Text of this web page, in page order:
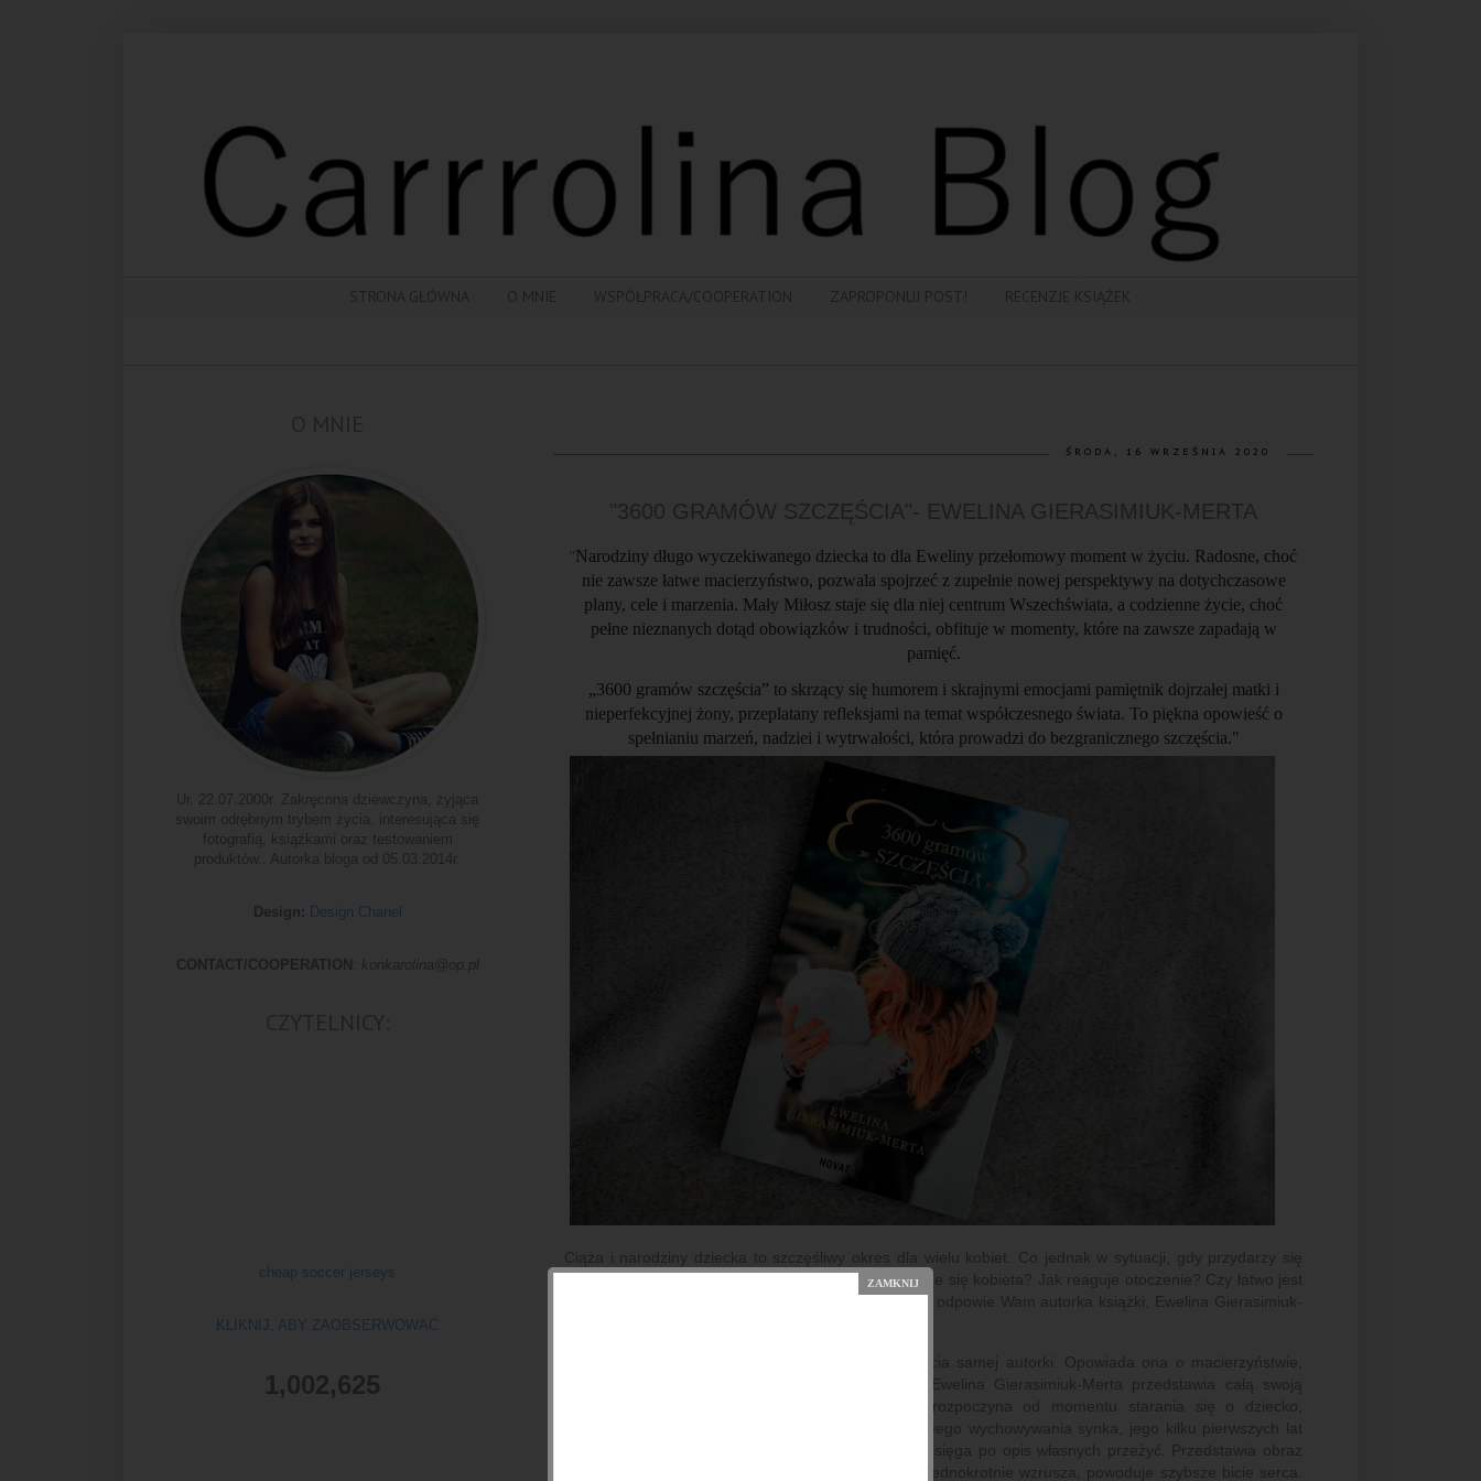
STRONA GŁÓWNA O MNIE WSPÓŁPRACA/COOPERATION ZAPROPONUJ POST! RECENZJE KSIĄŻEK
ŚRODA, 16 WRZEŚNIA 2020
"3600 GRAMÓW SZCZĘŚCIA"- EWELINA GIERASIMIUK-MERTA
Narodziny długo wyczekiwanego dziecka to dla Eweliny przełomowy moment w życiu. Radosne, choć
nie zawsze łatwe macierzyństwo, pozwala spojrzeć z zupełnie nowej perspektywy na dotychczasowe
plany, cele i marzenia. Mały Miłosz staje się dla niej centrum Wszechświata, a codzienne życie, choć
pełne nieznanych dotąd obowiązków i trudności, obfituje w momenty, które na zawsze zapadają w
pamięć.
„3600 gramów szczęścia” to skrzący się humorem i skrajnymi emocjami pamiętnik dojrzałej matki i
nieperfekcyjnej żony, przeplatany refleksjami na temat współczesnego świata. To piękna opowieść o
spełnianiu marzeń, nadziei i wytrwałości, która prowadzi do bezgranicznego szczęścia."
Ciąża i narodziny dziecka to szczęśliwy okres dla wielu kobiet. Co jednak w sytuacji, gdy przydarzy się
poronienie lub strata narodzonego dziecka? Jak czuje się kobieta? Jak reaguje otoczenie? Czy łatwo jest
się pogodzić z taką stratą? Na te pytania doskonale odpowie Wam autorka książki, Ewelina Gierasimiuk-
"3600 gramów szczęścia" to piękna opowieść z życia samej autorki. Opowiada ona o macierzyństwie,
stracie, przewrotnym losie. W swoim pamiętniku Ewelina Gierasimiuk-Merta przedstawia całą swoją
historię w dosadny, ciekawy sposób. Opowieść rozpoczyna od momentu starania się o dziecko,
nieudolnych prób donoszenia ciąży, aż do szczęśliwego wychowywania synka, jego kilku pierwszych lat
życia. Ukazuje nie tylko to co się działo, lecz także sięga po opis własnych przeżyć. Przedstawia obraz
kobiety zranionej, usilnie pragnącej potomstwa. Niejednokrotnie wzrusza, powoduje szybsze bicie serca.
Ur. 22.07.2000r. Zakręcona dziewczyna, żyjąca
swoim odrębnym trybem życia, interesująca się
fotografią, książkami oraz testowaniem
produktów.. Autorka bloga od 05.03.2014r.
Design: Design Chanel
CONTACT/COOPERATION konkarolina@op.pl
cheap soccer jerseys
KLIKNIJ, ABY ZAOBSERWOWAĆ
1,002,625